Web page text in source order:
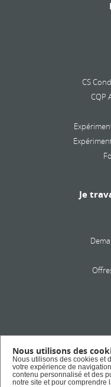
CS
CQP
Je
Nous utilisons des
Nous utilisons des cookies et
votre expérience de
contenu personnalisé et des
notre site et pour comprendre